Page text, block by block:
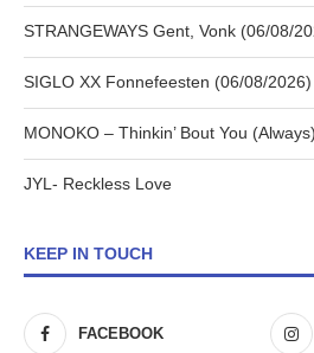
STRANGEWAYS Gent, Vonk (06/08/
SIGLO XX Fonnefeesten (06/08/2026)
MONOKO – Thinkin’ Bout You (Always)
JYL- Reckless Love
KEEP IN TOUCH
FACEBOOK